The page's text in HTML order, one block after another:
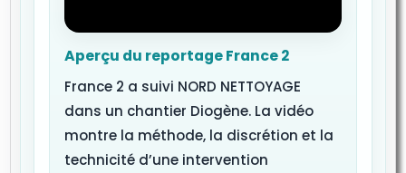
Aperçu du reportage France 2
France 2 a suivi NORD NETTOYAGE
dans un chantier Diogène. La vidéo
montre la méthode, la discrétion et la
technicité d’une intervention